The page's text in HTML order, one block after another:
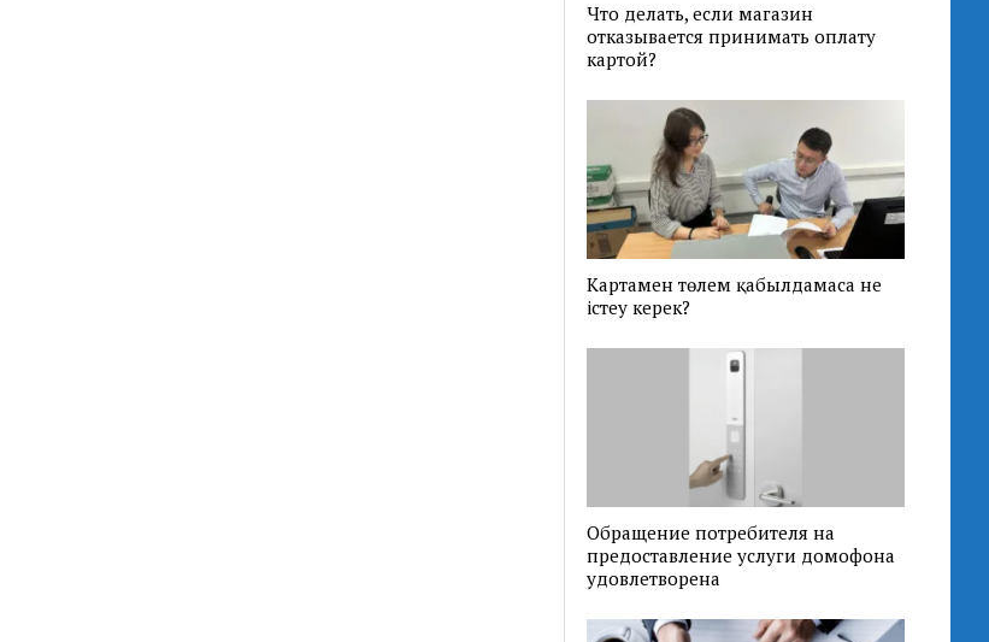
Что делать, если магазин
отказывается принимать оплату
картой?
Картамен төлем қабылдамаса не
істеу керек?
Обращение потребителя на
предоставление услуги домофона
удовлетворена